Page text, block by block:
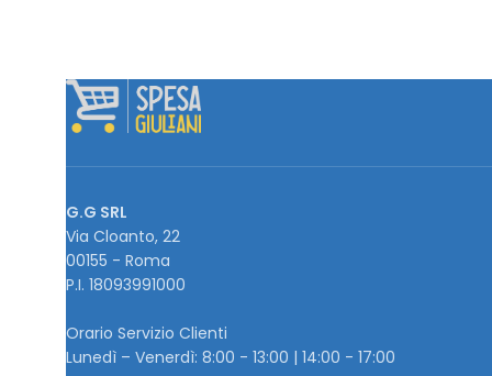
G.G SRL
Via Cloanto, 22
00155 - Roma
P.I. ‭18093991000
Orario Servizio Clienti
Lunedì – Venerdì: 8:00 - 13:00 | 14:00 - 17:00